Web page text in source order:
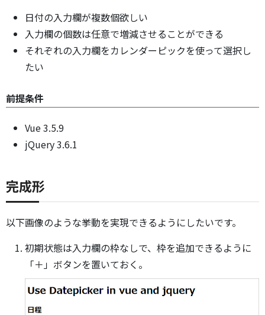
日付の入力欄が複数個欲しい
入力欄の個数は任意で増減させることができる
それぞれの入力欄をカレンダーピックを使って選択し
たい
前提条件
Vue 3.5.9
jQuery 3.6.1
完成形
以下画像のような挙動を実現できるようにしたいです。
初期状態は入力欄の枠なしで、枠を追加できるように
「＋」ボタンを置いておく。